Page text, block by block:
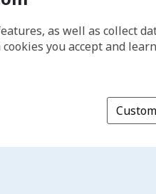
as well as collect
you accept and